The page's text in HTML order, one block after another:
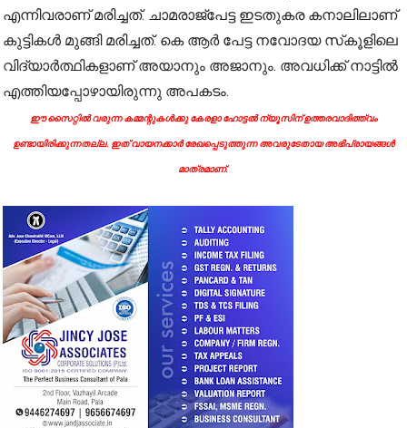
എന്നിവരാണ് മരിച്ചത്. ചാമരാജ്‌പേട്ട ഇടതുകര കനാലിലാണ്
കുട്ടികള്‍ മുങ്ങി മരിച്ചത്. കെ ആര്‍ പേട്ട നവോദയ സ്‌കൂളിലെ
വിദ്യാര്‍ത്ഥികളാണ് അയാനും അജാനും. അവധിക്ക് നാട്ടില്‍
എത്തിയപ്പോഴായിരുന്നു അപകടം.
ഈ സൈറ്റിൽ വരുന്ന കമ്മന്റുകൾക്കു കേരളാ ഹോട്ടൽ ന്യൂസിന് ഉത്തരവാദിത്ത്വം
ഉണ്ടായിരിക്കുന്നതല്ല. ഇത് വായനക്കാർ രേഖപ്പെടുത്തുന്ന അവരുടേതായ അഭിപ്രായങ്ങൾ
മാത്രമാണ്.